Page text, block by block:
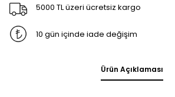
5000 TL üzeri ücretsiz kargo
10 gün içinde iade değişim
Ürün Açıklaması